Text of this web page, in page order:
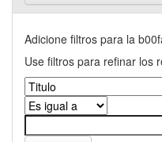
Adicione filtros para la
Use filtros para refinar los